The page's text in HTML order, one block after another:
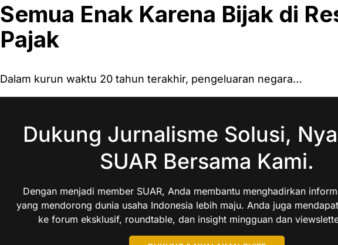
Semua Enak Karena Bijak di
Pajak
Dalam kurun waktu 20 tahun terakhir, pengeluaran negara…
Dukung Jurnalisme Solusi,
SUAR Bersama Kami.
Dengan menjadi member SUAR, Anda membantu menghadirkan
yang mendorong dunia usaha Indonesia lebih maju. Anda juga
ke forum eksklusif, roundtable, dan insight mingguan dan